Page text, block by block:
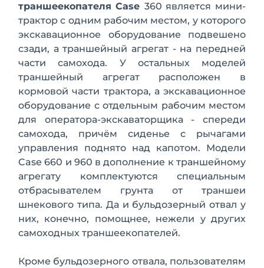
траншеекопателя Case 360 является мини-
трактор с одним рабочим местом, у которого
экскавационное оборудова­ние подвешено
сзади, а траншейный аг­регат - на передней
части са­мохода. У остальных моделей
траншейный агрегат располо­жен в
кормовой части трактора, а экскавационное
оборудование с отдельным рабочим местом
для оператора-экскаваторщика - спереди
самохода, причём сиденье с рычагами
управления поднято над капотом. Модели
Case 660 и 960 в дополнение к траншейному
агрегату комплектуются специальным
отбрасывателем грунта от траншеи
шнекового типа. Да и бульдозерный отвал у
них, ко­нечно, помощнее, нежели у других
само­ходных траншеекопателей.
Кроме бульдозерного отвала, пользо­вателям